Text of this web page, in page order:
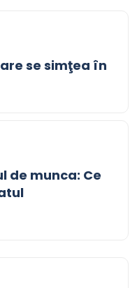
se simţea în
de munca: Ce